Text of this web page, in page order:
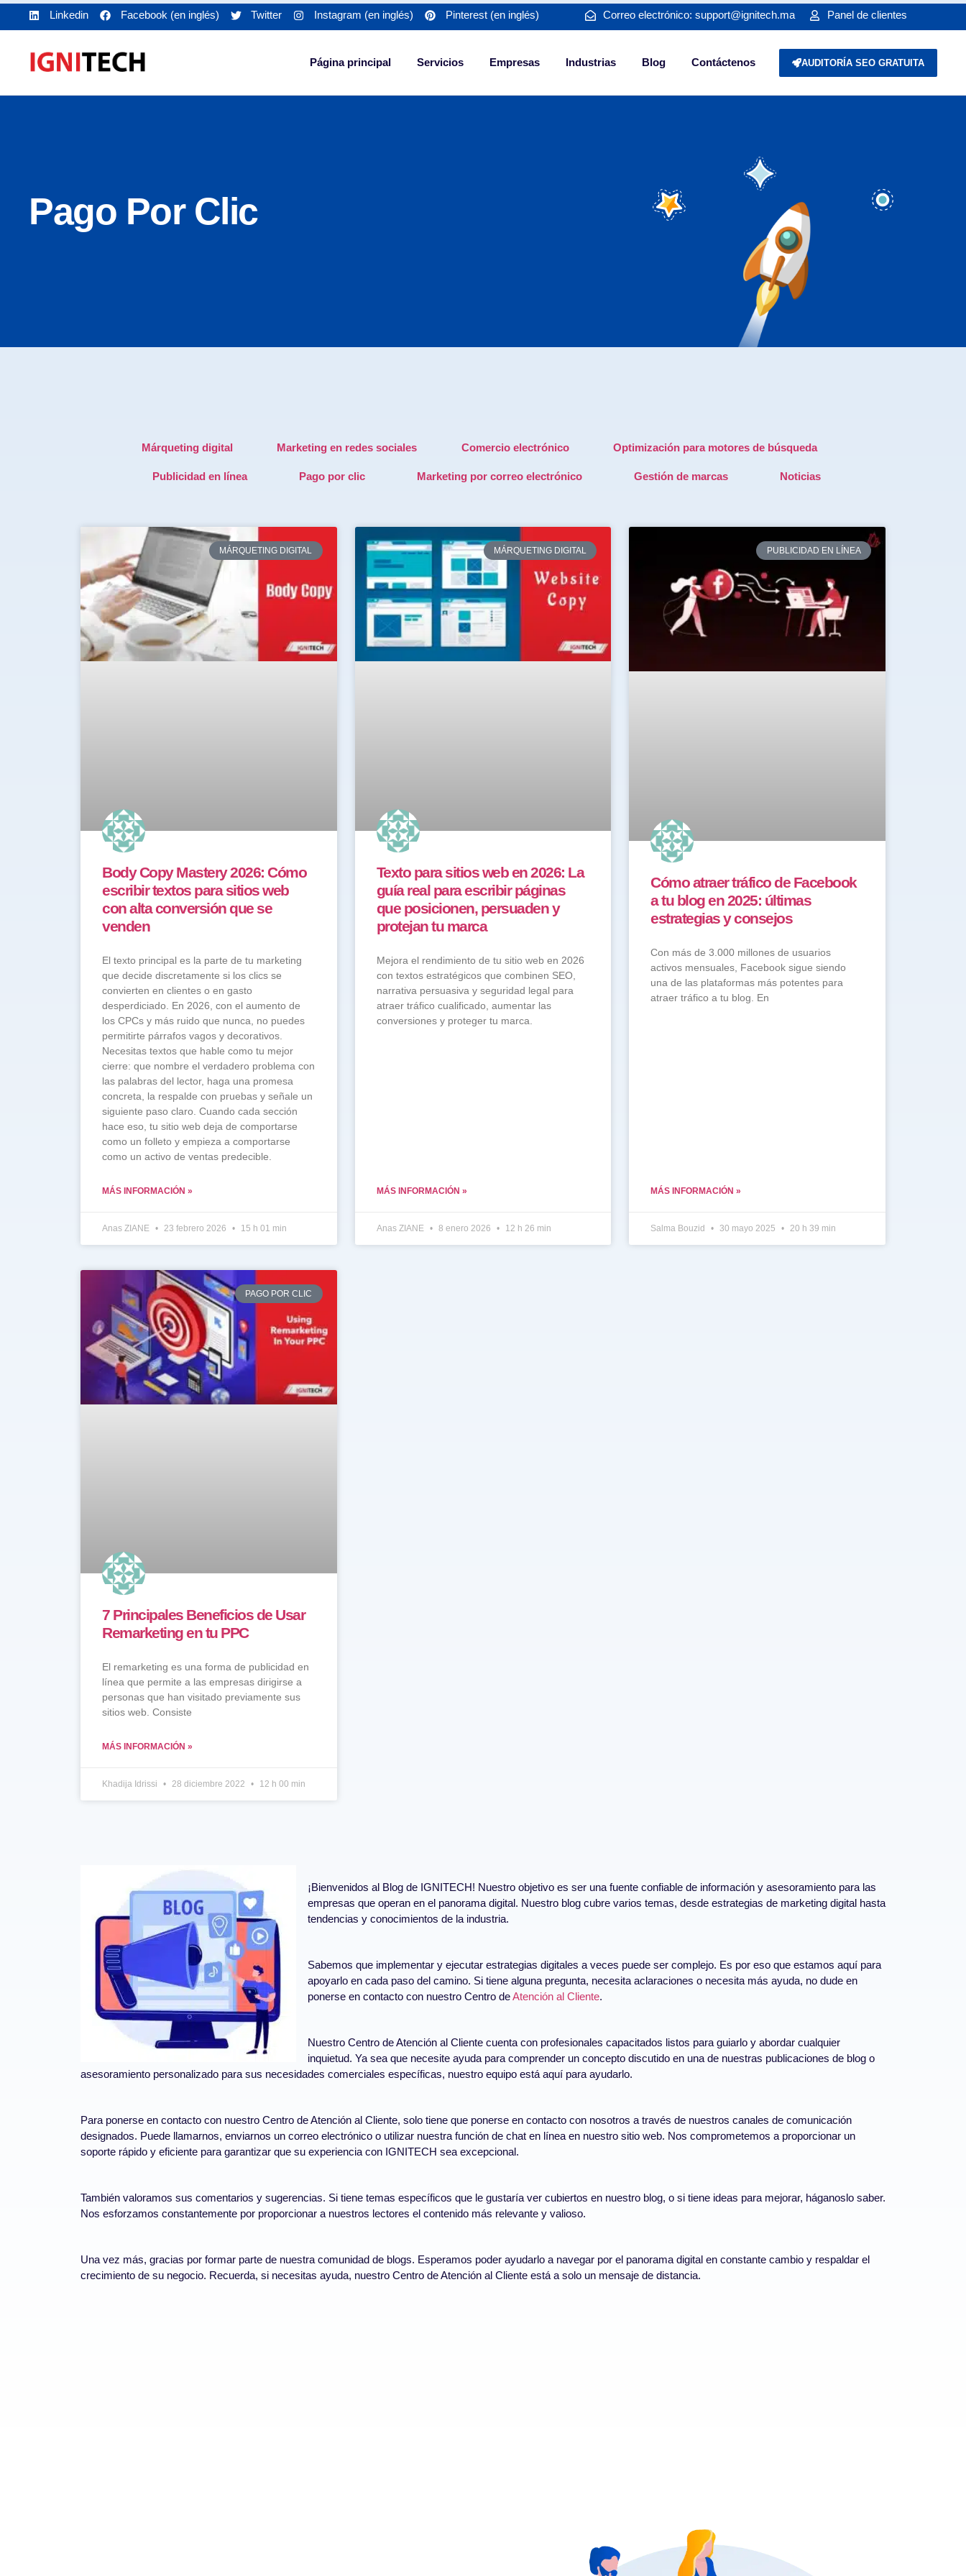
Linkedin Facebook (en inglés) Twitter Instagram (en inglés) Pinterest (en inglés) Correo electrónico: support@ignitech.ma Panel de clientes
Página principal Servicios Empresas Industrias Blog Contáctenos AUDITORÍA SEO GRATUITA
Pago Por Clic
Márqueting digital Marketing en redes sociales Comercio electrónico Optimización para motores de búsqueda
Publicidad en línea Pago por clic Marketing por correo electrónico Gestión de marcas Noticias
MÁRQUETING DIGITAL
Body Copy Mastery 2026: Cómo
escribir textos para sitios web
con alta conversión que se
venden
El texto principal es la parte de tu marketing
que decide discretamente si los clics se
convierten en clientes o en gasto
desperdiciado. En 2026, con el aumento de
los CPCs y más ruido que nunca, no puedes
permitirte párrafos vagos y decorativos.
Necesitas textos que hable como tu mejor
cierre: que nombre el verdadero problema con
las palabras del lector, haga una promesa
concreta, la respalde con pruebas y señale un
siguiente paso claro. Cuando cada sección
hace eso, tu sitio web deja de comportarse
como un folleto y empieza a comportarse
como un activo de ventas predecible.
MÁS INFORMACIÓN »
Anas ZIANE 23 febrero 2026 15 h 01 min
MÁRQUETING DIGITAL
Texto para sitios web en 2026: La
guía real para escribir páginas
que posicionen, persuaden y
protejan tu marca
Mejora el rendimiento de tu sitio web en 2026
con textos estratégicos que combinen SEO,
narrativa persuasiva y seguridad legal para
atraer tráfico cualificado, aumentar las
conversiones y proteger tu marca.
MÁS INFORMACIÓN »
Anas ZIANE 8 enero 2026 12 h 26 min
PUBLICIDAD EN LÍNEA
Cómo atraer tráfico de Facebook
a tu blog en 2025: últimas
estrategias y consejos
Con más de 3.000 millones de usuarios
activos mensuales, Facebook sigue siendo
una de las plataformas más potentes para
atraer tráfico a tu blog. En
MÁS INFORMACIÓN »
Salma Bouzid 30 mayo 2025 20 h 39 min
PAGO POR CLIC
7 Principales Beneficios de Usar
Remarketing en tu PPC
El remarketing es una forma de publicidad en
línea que permite a las empresas dirigirse a
personas que han visitado previamente sus
sitios web. Consiste
MÁS INFORMACIÓN »
Khadija Idrissi 28 diciembre 2022 12 h 00 min
¡Bienvenidos al Blog de IGNITECH! Nuestro objetivo es ser una fuente confiable de información y asesoramiento para las
empresas que operan en el panorama digital. Nuestro blog cubre varios temas, desde estrategias de marketing digital hasta
tendencias y conocimientos de la industria.
Sabemos que implementar y ejecutar estrategias digitales a veces puede ser complejo. Es por eso que estamos aquí para
apoyarlo en cada paso del camino. Si tiene alguna pregunta, necesita aclaraciones o necesita más ayuda, no dude en
ponerse en contacto con nuestro Centro deAtención al Cliente.
Nuestro Centro de Atención al Cliente cuenta con profesionales capacitados listos para guiarlo y abordar cualquier
inquietud. Ya sea que necesite ayuda para comprender un concepto discutido en una de nuestras publicaciones de blog o
asesoramiento personalizado para sus necesidades comerciales específicas, nuestro equipo está aquí para ayudarlo.
Para ponerse en contacto con nuestro Centro de Atención al Cliente, solo tiene que ponerse en contacto con nosotros a través de nuestros canales de comunicación
designados. Puede llamarnos, enviarnos un correo electrónico o utilizar nuestra función de chat en línea en nuestro sitio web. Nos comprometemos a proporcionar un
soporte rápido y eficiente para garantizar que su experiencia con IGNITECH sea excepcional.
También valoramos sus comentarios y sugerencias. Si tiene temas específicos que le gustaría ver cubiertos en nuestro blog, o si tiene ideas para mejorar, háganoslo saber.
Nos esforzamos constantemente por proporcionar a nuestros lectores el contenido más relevante y valioso.
Una vez más, gracias por formar parte de nuestra comunidad de blogs. Esperamos poder ayudarlo a navegar por el panorama digital en constante cambio y respaldar el
crecimiento de su negocio. Recuerda, si necesitas ayuda, nuestro Centro de Atención al Cliente está a solo un mensaje de distancia.